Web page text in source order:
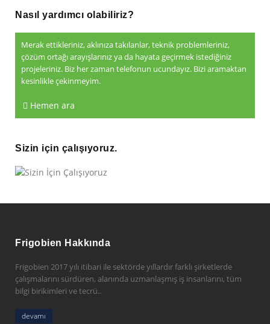
Nasıl yardımcı olabiliriz?
Merak ettikleriniz, aklınıza takılanlar, teknik problemleriniz,
çözüm ortağı arayışlarınız ya da hayata geçirmek istediğiniz
projeleriniz. Biz her zaman telefonun ucundayız. Bizi aramaktan
kesinlikle çekinmeyim.
Hemen ara
Sizin için çalışıyoruz.
Frigobien Hakkında
Frigobien 2017 yılı itibari ile sektörde yıllardır farklı şirketlerde
çalışmalarını sürdüren, alanında uzmanlaşmış iş insanlarını, tüm
bilgi birikimleri ve tecrü..
devamı